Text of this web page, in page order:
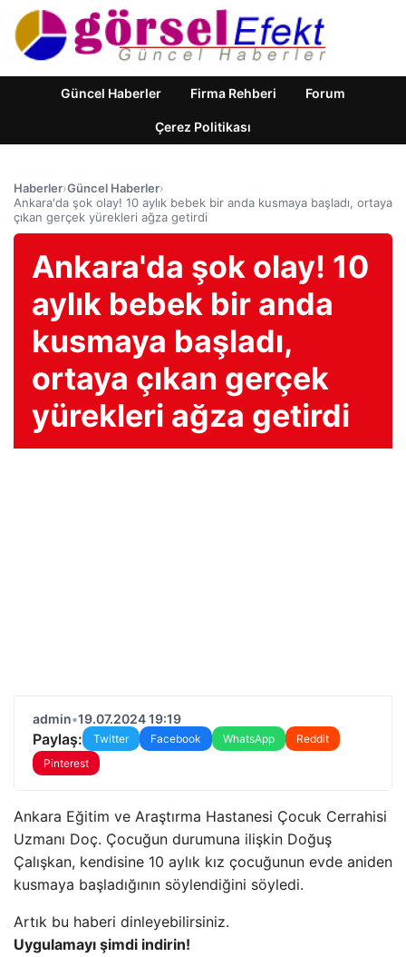
Güncel Haberler Firma Rehberi Forum
Çerez Politikası
Haberler›Güncel Haberler›
Ankara'da şok olay! 10 aylık bebek bir anda kusmaya başladı, ortaya
çıkan gerçek yürekleri ağza getirdi
Ankara'da şok olay! 10
aylık bebek bir anda
kusmaya başladı,
ortaya çıkan gerçek
yürekleri ağza getirdi
admin•19.07.2024 19:19
Paylaş: Twitter Facebook WhatsApp
Reddit
Pinterest
Ankara Eğitim ve Araştırma Hastanesi Çocuk Cerrahisi
Uzmanı Doç. Çocuğun durumuna ilişkin Doğuş
Çalışkan, kendisine 10 aylık kız çocuğunun evde aniden
kusmaya başladığının söylendiğini söyledi.
Artık bu haberi dinleyebilirsiniz.
Uygulamayı şimdi indirin!